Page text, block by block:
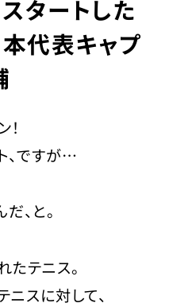
タートした
本代表キャプ
、ですが…
、と。
たテニス。
スに対して、